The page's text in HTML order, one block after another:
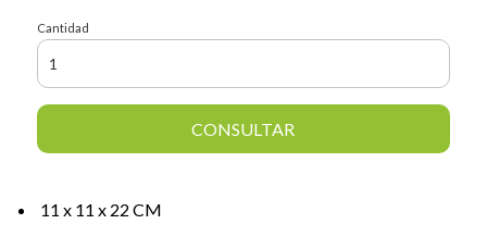
Cantidad
CONSULTAR
11 x 11 x 22 CM